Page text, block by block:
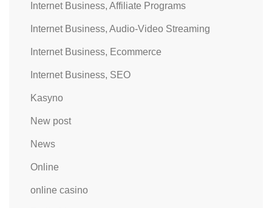
Internet Business, Affiliate Programs
Internet Business, Audio-Video Streaming
Internet Business, Ecommerce
Internet Business, SEO
Kasyno
New post
News
Online
online casino